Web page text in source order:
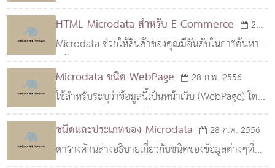
กับ select ได้ครับ ทำให้การกำหนด padding ให้กับ
บราวเซอร์บางตัวไม่มีผลแต่อย่างใด ผมเขียนว่า บางตัว
นะครับ
HTML Microdata สำหรับ E-Commerce
28
ก.พ. 2556
Microdata ช่วยให้สินค้าของคุณมีอันดับในการค้นหาที่
ดีขึ้นบน Search Engine เนื่องจากเว็บที่มีข้อมูลเพียง
พอสำหรับการค้นหาที่เฉพาะเจาะจงยิ่งขึ้น จะช่วย..
Microdata ชนิด WebPage 28 ก.พ. 2556
ใช้สำหรับระบุว่าข้อมูลนี้เป็นหน้าเว็บ (WebPage) โดย
มีคุณสมบัติที่สำคัญดังนี้ Properties ชนิด คำอธิบาย
breadcrumb Text ส่วนที่เป็นลิงค์นำทางภายในเว็..
ชนิดและประเภทของ Microdata 28 ก.พ. 2556
ตารางด้านล่างอธิบายเกี่ยวกับชนิดของข้อมูลต่างๆที่